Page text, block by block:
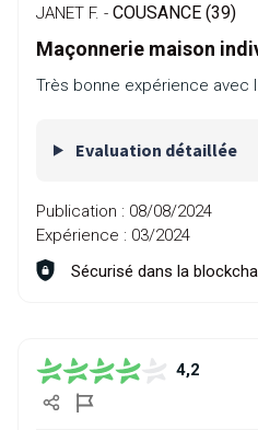
JANET F. - COUSANCE (39)
Maçonnerie maison
Très bonne expérience avec
Evaluation détaillée
Publication : 08/08/2024
Expérience : 03/2024
Sécurisé dans la
4,2